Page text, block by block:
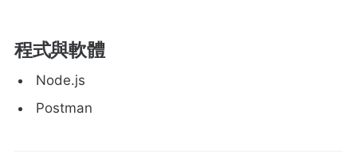
程式與軟體
Node.js
Postman